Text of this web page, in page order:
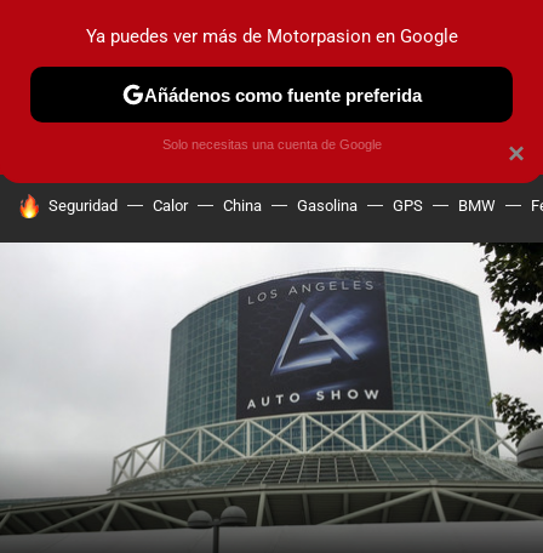
PRUEBAS COCHES ELÉCTRICOS OBSERVATORIO
HOY SE HABLA DE
Seguridad Calor China Gasolina GPS BMW
×
Ya puedes ver más de Motorpasion en Google
Añádenos como fuente preferida
Solo necesitas una cuenta de Google